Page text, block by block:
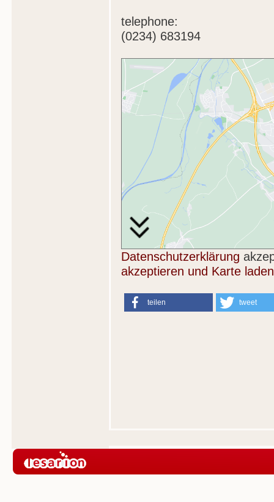
telephone:
(0234) 683194
Datenschutzerklärung
akzeptieren und Karte laden
teilen tweet